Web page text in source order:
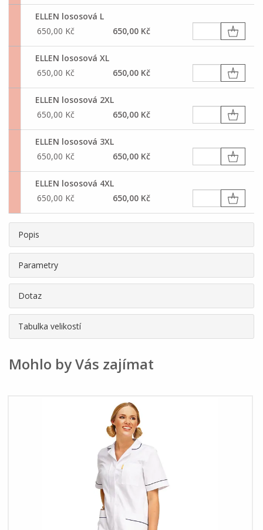
ELLEN lososová L
650,00 Kč
650,00 Kč
ELLEN lososová XL
650,00 Kč
650,00 Kč
ELLEN lososová 2XL
650,00 Kč
650,00 Kč
ELLEN lososová 3XL
650,00 Kč
650,00 Kč
ELLEN lososová 4XL
650,00 Kč
650,00 Kč
Popis
Parametry
Dotaz
Tabulka velikostí
Mohlo by Vás zajímat